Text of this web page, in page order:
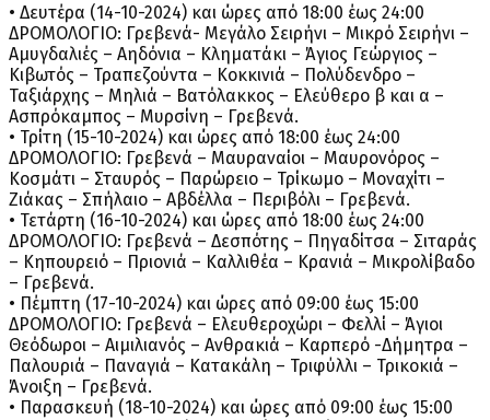
• Δευτέρα (14-10-2024) και ώρες από 18:00 έως 24:00
ΔΡΟΜΟΛΟΓΙΟ: Γρεβενά- Μεγάλο Σειρήνι – Μικρό Σειρήνι –
Αμυγδαλιές – Αηδόνια – Κληματάκι – Άγιος Γεώργιος –
Κιβωτός – Τραπεζούντα – Κοκκινιά – Πολύδενδρο –
Ταξιάρχης – Μηλιά – Βατόλακκος – Ελεύθερο β και α –
Ασπρόκαμπος – Μυρσίνη – Γρεβενά.
• Τρίτη (15-10-2024) και ώρες από 18:00 έως 24:00
ΔΡΟΜΟΛΟΓΙΟ: Γρεβενά – Μαυραναίοι – Μαυρονόρος –
Κοσμάτι – Σταυρός – Παρώρειο – Τρίκωμο – Μοναχίτι –
Ζιάκας – Σπήλαιο – Αβδέλλα – Περιβόλι – Γρεβενά.
• Τετάρτη (16-10-2024) και ώρες από 18:00 έως 24:00
ΔΡΟΜΟΛΟΓΙΟ: Γρεβενά – Δεσπότης – Πηγαδίτσα – Σιταράς
– Κηπουρειό – Πριονιά – Καλλιθέα – Κρανιά – Μικρολίβαδο
– Γρεβενά.
• Πέμπτη (17-10-2024) και ώρες από 09:00 έως 15:00
ΔΡΟΜΟΛΟΓΙΟ: Γρεβενά – Ελευθεροχώρι – Φελλί – Άγιοι
Θεόδωροι – Αιμιλιανός – Ανθρακιά – Καρπερό -Δήμητρα –
Παλουριά – Παναγιά – Κατακάλη – Τριφύλλι – Τρικοκιά –
Άνοιξη – Γρεβενά.
• Παρασκευή (18-10-2024) και ώρες από 09:00 έως 15:00